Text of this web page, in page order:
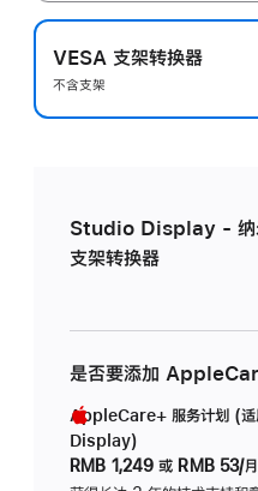
VESA 支架转换器
不含支架
Studio Display - 纳
支架转换器
是否要添加
AppleCare+ 服务计划 (
Display)
RMB 1,249 或 RMB 53/